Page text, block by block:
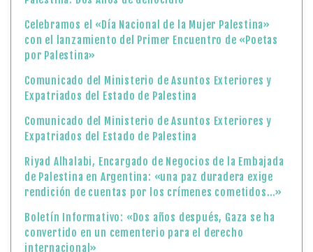
Riyad Alhalabi, Encargado de Negocios de la Embajada
de Palestina en Argentina: «una paz duradera exige
rendición de cuentas por los crímenes cometidos…»
Boletín Informativo: «Dos años después, Gaza se ha
convertido en un cementerio para el derecho
internacional»
El Presidente Mahmoud Abbas celebró el anuncio del
Presidente estadounidense Donald Trump sobre un
Hoy celebramos el «Día de la Herencia y Patrimonio
Palestino»
Hoy celebramos el Día de la Bandera Palestina
Declaración emitida por el Estado de Palestina sobre